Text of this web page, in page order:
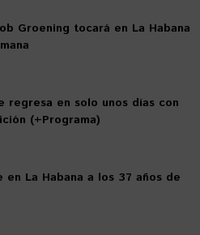
Groening tocará en La Habana
regresa en solo unos días con
(+Programa)
en La Habana a los 37 años de